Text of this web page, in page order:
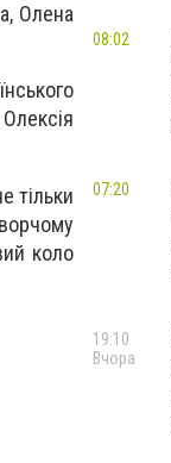
Олена
тільки
коло
08:02
07:20
19:10
Вчора